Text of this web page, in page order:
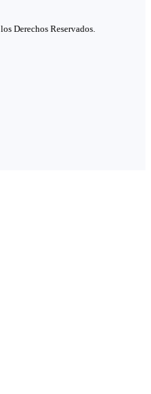
Derechos Reservados.